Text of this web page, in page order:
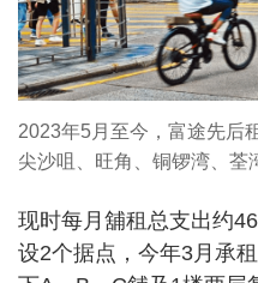
2023年5月至今，富途先后
尖沙咀、旺角、铜锣湾、荃
现时每月舖租总支出约
设2个据点，今年3月承